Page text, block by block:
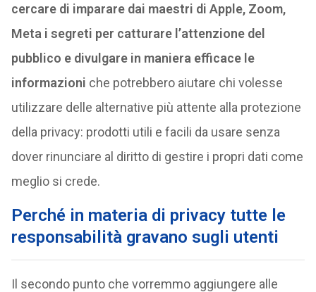
cercare di imparare dai maestri di Apple, Zoom,
Meta i segreti per catturare l’attenzione del
pubblico e divulgare in maniera efficace le
informazioni che potrebbero aiutare chi volesse
utilizzare delle alternative più attente alla protezione
della privacy: prodotti utili e facili da usare senza
dover rinunciare al diritto di gestire i propri dati come
meglio si crede.
Perché in materia di privacy tutte le
responsabilità gravano sugli utenti
Il secondo punto che vorremmo aggiungere alle